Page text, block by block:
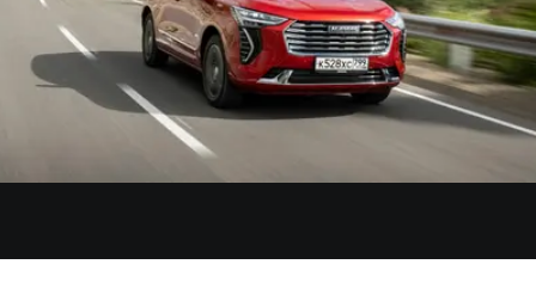
DARGO
от 3 499 000 ₽
Тест-драйв
Трейд-ин
КРЕДИТ И СТРАХОВАНИЕ
СЕРВИСНОЕ ОБСЛУЖИВАНИЕ
Нулевое ТО
Программа «Помощь на дороге»
Регламенты технического обслуживания
ПОДДЕРЖКА
О дилере
Наша команда
Контакты